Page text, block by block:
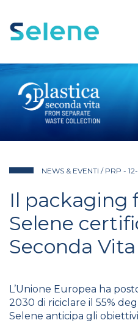
NEWS & EVENTI / PRP -
Il packaging
Selene
Seconda Vita
L’Unione Europea ha
2030 di riciclare il 55%
Selene anticipa gli